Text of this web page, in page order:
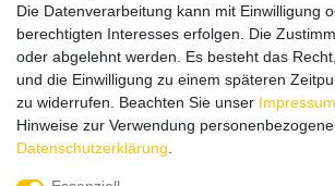
Wir versenden in die folgenden
Versandkostenfrei (DE) ab
Die Datenverarbeitung kann mit Einwilligung
berechtigten Interesses erfolgen. Die
oder abgelehnt werden. Es besteht das
und die Einwilligung zu einem späteren
zu widerrufen. Beachten Sie unser Impressum
Hinweise zur Verwendung
Daten­schutz­erklärung